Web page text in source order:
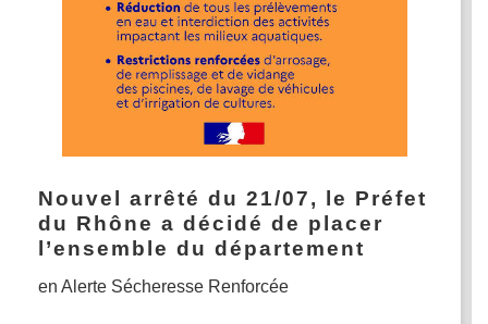
Nouvel arrêté du 21/07, le Préfet
du Rhône a décidé de placer
l’ensemble du département
en Alerte Sécheresse Renforcée